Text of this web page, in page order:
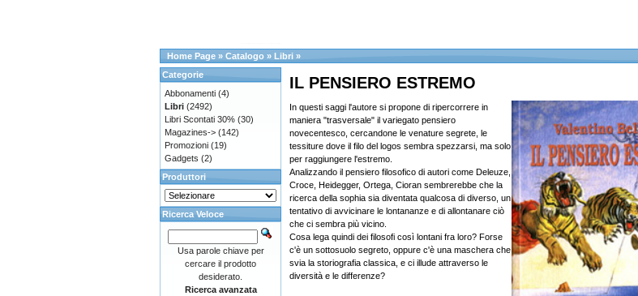
Home Page » Catalogo » Libri »
IL PENSIERO ESTREMO
In questi saggi l'autore si propone di ripercorrere in
maniera "trasversale" il variegato pensiero
novecentesco, cercandone le venature segrete, le
tessiture dove il filo del logos sembra spezzarsi, ma solo
per raggiungere l'estremo.
Analizzando il pensiero filosofico di autori come Deleuze,
Croce, Heidegger, Ortega, Cioran sembrerebbe che la
ricerca della sophia sia diventata qualcosa di diverso, un
tentativo di avvicinare le lontananze e di allontanare ciò
che ci sembra più vicino.
Cosa lega quindi dei filosofi così lontani fra loro? Forse
c'è un sottosuolo segreto, oppure c'è una maschera che
svia la storiografia classica, e ci illude attraverso le
diversità e le differenze?
Categorie
Abbonamenti (4)
Libri (2492)
Libri Scontati 30% (30)
Magazines-> (142)
Promozioni (19)
Gadgets (2)
Produttori
Ricerca Veloce
Usa parole chiave per
cercare il prodotto
desiderato.
Ricerca avanzata